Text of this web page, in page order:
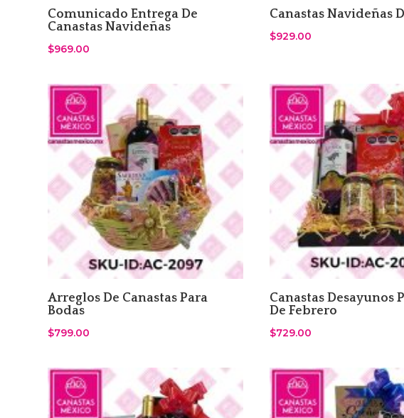
Comunicado Entrega De
Canastas Navideñas
$969.00
Canastas Navideñas
$929.00
Arreglos De Canastas Para
Bodas
$799.00
Canastas Desayunos
De Febrero
$729.00